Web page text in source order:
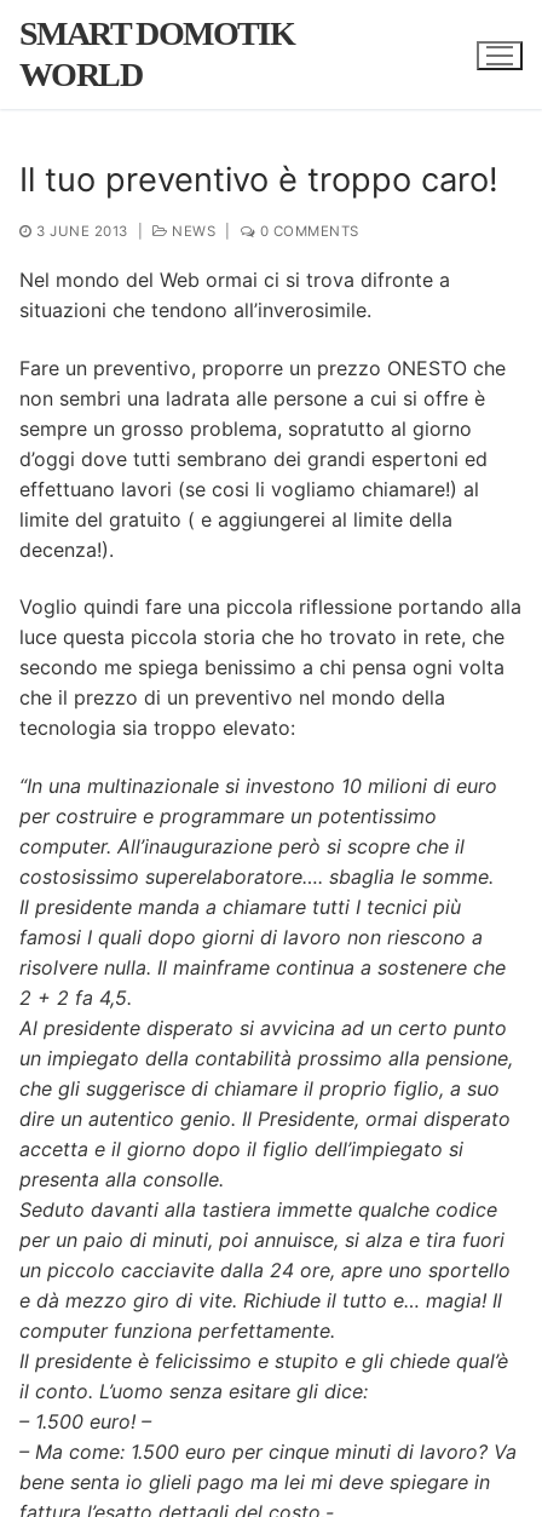
content
SMART DOMOTIK
WORLD
Il tuo preventivo è troppo caro!
3 JUNE 2013 NEWS 0 COMMENTS
Nel mondo del Web ormai ci si trova difronte a
situazioni che tendono all’inverosimile.
Fare un preventivo, proporre un prezzo ONESTO che
non sembri una ladrata alle persone a cui si offre è
sempre un grosso problema, sopratutto al giorno
d’oggi dove tutti sembrano dei grandi espertoni ed
effettuano lavori (se cosi li vogliamo chiamare!) al
limite del gratuito ( e aggiungerei al limite della
decenza!).
Voglio quindi fare una piccola riflessione portando alla
luce questa piccola storia che ho trovato in rete, che
secondo me spiega benissimo a chi pensa ogni volta
che il prezzo di un preventivo nel mondo della
tecnologia sia troppo elevato:
“In una multinazionale si investono 10 milioni di euro
per costruire e programmare un potentissimo
computer. All’inaugurazione però si scopre che il
costosissimo superelaboratore…. sbaglia le somme.
Il presidente manda a chiamare tutti I tecnici più
famosi I quali dopo giorni di lavoro non riescono a
risolvere nulla. Il mainframe continua a sostenere che
2 + 2 fa 4,5.
Al presidente disperato si avvicina ad un certo punto
un impiegato della contabilità prossimo alla pensione,
che gli suggerisce di chiamare il proprio figlio, a suo
dire un autentico genio. Il Presidente, ormai disperato
accetta e il giorno dopo il figlio dell’impiegato si
presenta alla consolle.
Seduto davanti alla tastiera immette qualche codice
per un paio di minuti, poi annuisce, si alza e tira fuori
un piccolo cacciavite dalla 24 ore, apre uno sportello
e dà mezzo giro di vite. Richiude il tutto e… magia! Il
computer funziona perfettamente.
Il presidente è felicissimo e stupito e gli chiede qual’è
il conto. L’uomo senza esitare gli dice:
– 1.500 euro! –
– Ma come: 1.500 euro per cinque minuti di lavoro? Va
bene senta io glieli pago ma lei mi deve spiegare in
fattura l’esatto dettagli del costo.-